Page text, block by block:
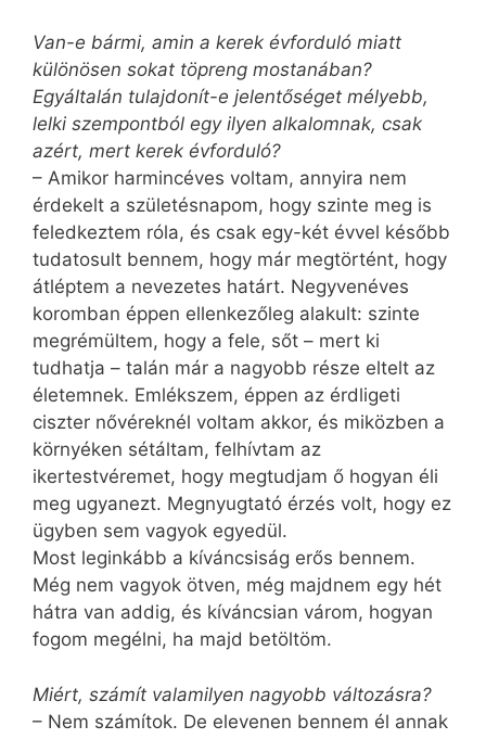
Van-e bármi, amin a kerek évforduló miatt
különösen sokat töpreng mostanában?
Egyáltalán tulajdonít-e jelentőséget mélyebb,
lelki szempontból egy ilyen alkalomnak, csak
azért, mert kerek évforduló?
– Amikor harmincéves voltam, annyira nem
érdekelt a születésnapom, hogy szinte meg is
feledkeztem róla, és csak egy-két évvel később
tudatosult bennem, hogy már megtörtént, hogy
átléptem a nevezetes határt. Negyvenéves
koromban éppen ellenkezőleg alakult: szinte
megrémültem, hogy a fele, sőt – mert ki
tudhatja – talán már a nagyobb része eltelt az
életemnek. Emlékszem, éppen az érdligeti
ciszter nővéreknél voltam akkor, és miközben a
környéken sétáltam, felhívtam az
ikertestvéremet, hogy megtudjam ő hogyan éli
meg ugyanezt. Megnyugtató érzés volt, hogy ez
ügyben sem vagyok egyedül.
Most leginkább a kíváncsiság erős bennem.
Még nem vagyok ötven, még majdnem egy hét
hátra van addig, és kíváncsian várom, hogyan
fogom megélni, ha majd betöltöm.
Miért, számít valamilyen nagyobb változásra?
– Nem számítok. De elevenen bennem él annak